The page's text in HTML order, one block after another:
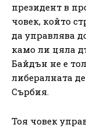
президент в
човек, който
да управлява
камо ли цяла
Байдън не е
либералната
Сърбия.
Тоя човек